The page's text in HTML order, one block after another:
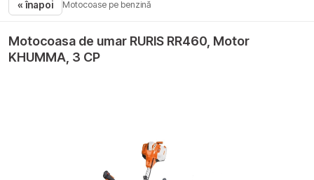
« înapoi Motocoase pe benzină
Motocoasa de umar RURIS RR460, Motor
KHUMMA, 3 CP